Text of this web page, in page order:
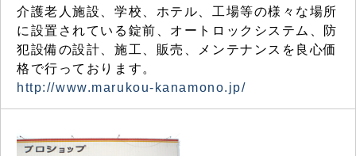
介護老人施設、学校、ホテル、工場等の様々な場所
に設置されている錠前、オートロックシステム、防
犯設備の設計、施工、販売、メンテナンスを良心価
格で行っております。
http://www.marukou-kanamono.jp/